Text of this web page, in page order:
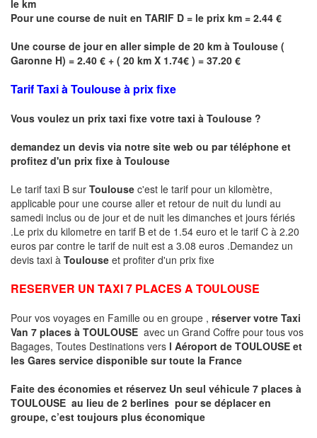
le km
Pour une course de nuit en TARIF D = le prix km = 2.44 €
Une course de jour en aller simple de 20 km à Toulouse (
Garonne H) = 2.40 € + ( 20 km X 1.74€ ) = 37.20 €
Tarif Taxi à Toulouse à prix fixe
Vous voulez un prix taxi fixe votre taxi à Toulouse ?
demandez un devis via notre site web ou par téléphone et
profitez d'un prix fixe à Toulouse
Le tarif taxi B sur Toulouse c'est le tarif pour un kilomètre,
applicable pour une course aller et retour de nuit du lundi au
samedi inclus ou de jour et de nuit les dimanches et jours fériés
.Le prix du kilometre en tarif B et de 1.54 euro et le tarif C à 2.20
euros par contre le tarif de nuit est a 3.08 euros .Demandez un
devis taxi à Toulouse et profiter d'un prix fixe
RESERVER UN TAXI 7 PLACES A TOULOUSE
Pour vos voyages en Famille ou en groupe , réserver votre Taxi
Van 7 places à TOULOUSE avec un Grand Coffre pour tous vos
Bagages, Toutes Destinations vers l Aéroport de TOULOUSE et
les Gares service disponible sur toute la France
Faite des économies et réservez Un seul véhicule 7 places à
TOULOUSE au lieu de 2 berlines pour se déplacer en
groupe, c’est toujours plus économique